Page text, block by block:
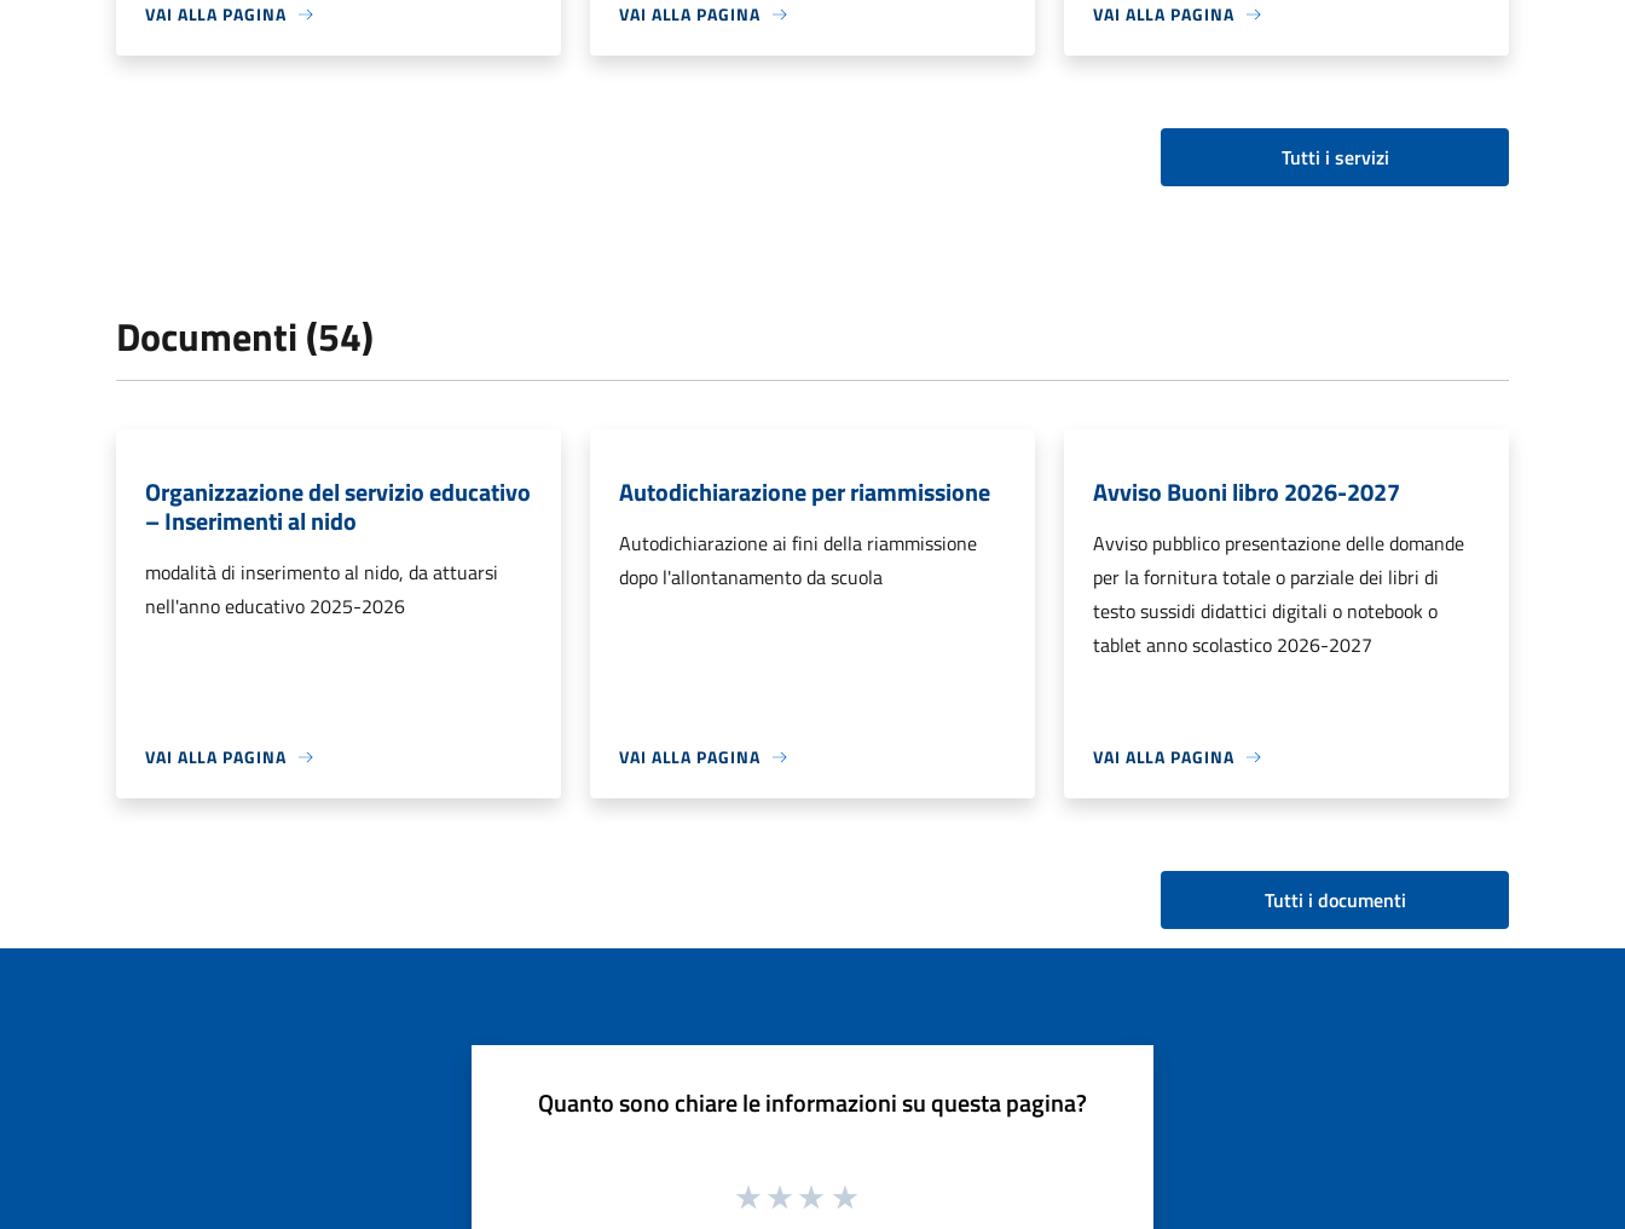
VAI ALLA PAGINA VAI ALLA PAGINA VAI ALLA PAGINA
Tutti i servizi
Documenti (54)
Organizzazione del servizio educativo
– Inserimenti al nido
modalità di inserimento al nido, da attuarsi
nell'anno educativo 2025-2026
VAI ALLA PAGINA
Autodichiarazione per riammissione
Autodichiarazione ai fini della riammissione
dopo l'allontanamento da scuola
VAI ALLA PAGINA
Avviso Buoni libro 2026-2027
Avviso pubblico presentazione delle domande
per la fornitura totale o parziale dei libri di
testo sussidi didattici digitali o notebook o
tablet anno scolastico 2026-2027
VAI ALLA PAGINA
Tutti i documenti
Quanto sono chiare le informazioni su questa pagina?